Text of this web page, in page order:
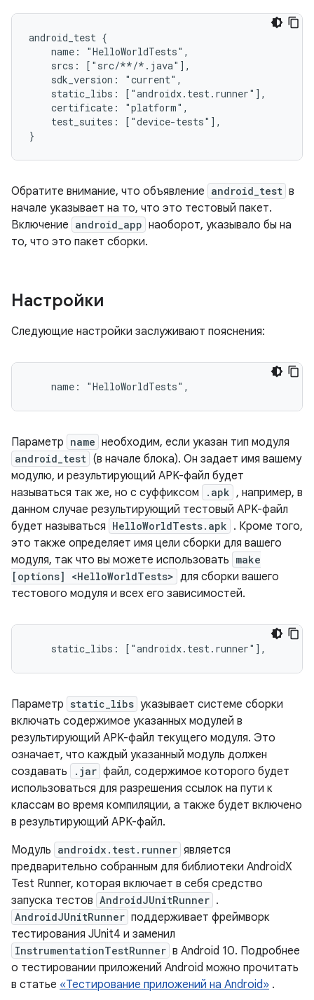
android_test {
    name: "HelloWorldTests",
    srcs: ["src/**/*.java"],
    sdk_version: "current",
    static_libs: ["androidx.test.runner"],
    certificate: "platform",
    test_suites: ["device-tests"],
Обратите внимание, что объявление android_test в
начале указывает на то, что это тестовый пакет.
Включение android_app наоборот, указывало бы на
то, что это пакет сборки.
Настройки
Следующие настройки заслуживают пояснения:
Параметр name необходим, если указан тип модуля
android_test (в начале блока). Он задает имя вашему
модулю, и результирующий APK-файл будет
называться так же, но с суффиксом
.apk , например, в
данном случае результирующий тестовый APK-файл
будет называться HelloWorldTests.apk . Кроме того,
это также определяет имя цели сборки для вашего
модуля, так что вы можете использовать make
[options] <HelloWorldTests> для сборки вашего
тестового модуля и всех его зависимостей.
Параметр static_libs указывает системе сборки
включать содержимое указанных модулей в
результирующий APK-файл текущего модуля. Это
означает, что каждый указанный модуль должен
создавать
.jar файл, содержимое которого будет
использоваться для разрешения ссылок на пути к
классам во время компиляции, а также будет включено
в результирующий APK-файл.
Модуль androidx.test.runner является
предварительно собранным для библиотеки AndroidX
Test Runner, которая включает в себя средство
запуска тестов AndroidJUnitRunner .
AndroidJUnitRunner поддерживает фреймворк
тестирования JUnit4 и заменил
InstrumentationTestRunner в Android 10. Подробнее
о тестировании приложений Android можно прочитать
в статье «Тестирование приложений на Android» .